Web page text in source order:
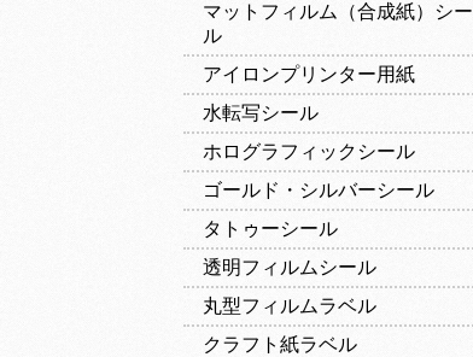
マットフィルム（合成紙）シー
ル
アイロンプリンター用紙
水転写シール
ホログラフィックシール
ゴールド・シルバーシール
タトゥーシール
透明フィルムシール
丸型フィルムラベル
クラフト紙ラベル